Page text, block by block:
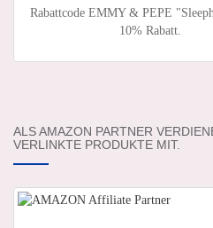
Rabattcode EMMY & PEPE
10% Rabatt.
ALS AMAZON PARTNER
VERLINKTE PRODUKTE MIT.